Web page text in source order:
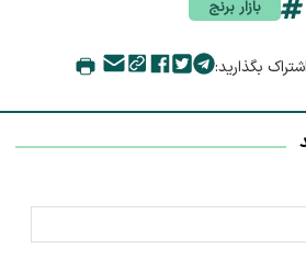
بازار برنج
بگذارید: